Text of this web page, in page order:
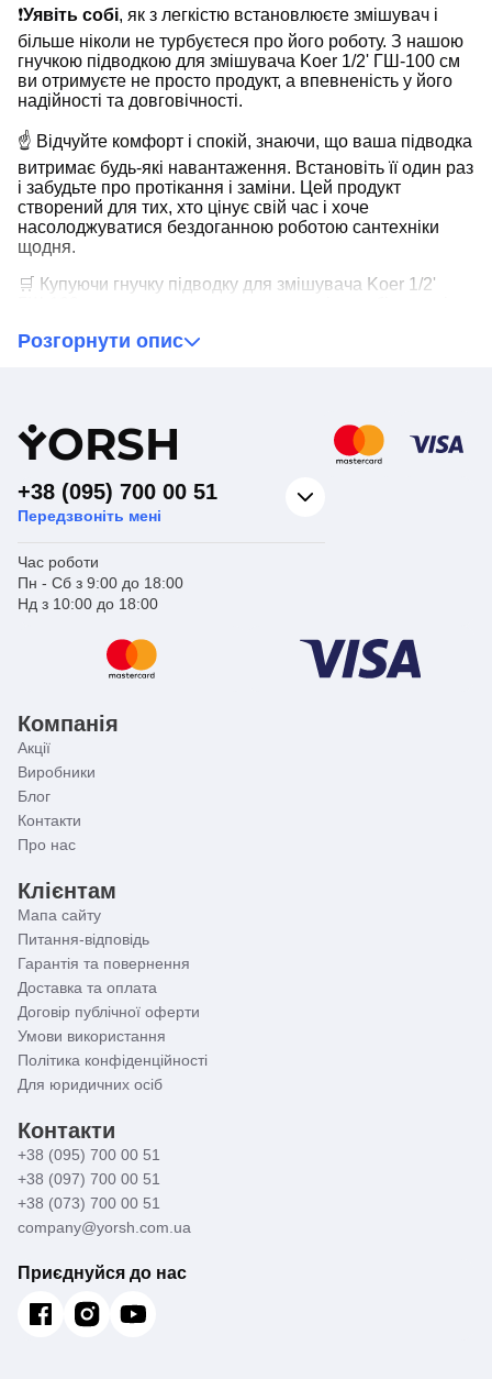
❗️Уявіть собі, як з легкістю встановлюєте змішувач і
більше ніколи не турбуєтеся про його роботу. З нашою
гнучкою підводкою для змішувача Koer 1/2' ГШ-100 см
ви отримуєте не просто продукт, а впевненість у його
надійності та довговічності.
☝ Відчуйте комфорт і спокій, знаючи, що ваша підводка
витримає будь-які навантаження. Встановіть її один раз
і забудьте про протікання і заміни. Цей продукт
створений для тих, хто цінує свій час і хоче
насолоджуватися бездоганною роботою сантехніки
щодня.
🛒 Купуючи гнучку підводку для змішувача Koer 1/2'
надійність у кожній деталі. Ви заслуговуєте на краще, і
переконайтеся самі: надійність може бути такою
простою і доступною.
Розгорнути опис
YORSH
+38 (095) 700 00 51
Передзвоніть мені
Час роботи
Пн - Сб з 9:00 до 18:00
Нд з 10:00 до 18:00
Компанія
Акції
Виробники
Блог
Контакти
Про нас
Клієнтам
Мапа сайту
Питання-відповідь
Гарантія та повернення
Доставка та оплата
Договір публічної оферти
Умови використання
Політика конфіденційності
Для юридичних осіб
Контакти
+38 (095) 700 00 51
+38 (097) 700 00 51
+38 (073) 700 00 51
company@yorsh.com.ua
Приєднуйся до нас